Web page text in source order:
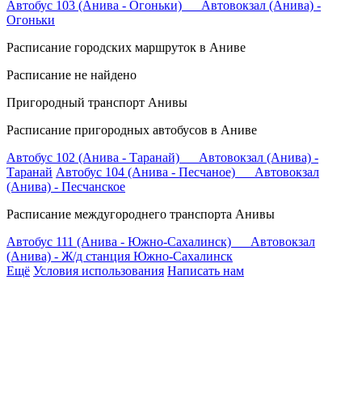
Автобус 103 (Анива - Огоньки) Автовокзал (Анива) -
Огоньки
Расписание городских маршруток в Аниве
Расписание не найдено
Пригородный транспорт Анивы
Расписание пригородных автобусов в Аниве
Автобус 102 (Анива - Таранай) Автовокзал (Анива) -
Таранай Автобус 104 (Анива - Песчаное) Автовокзал
(Анива) - Песчанское
Расписание междугороднего транспорта Анивы
Автобус 111 (Анива - Южно-Сахалинск) Автовокзал
(Анива) - Ж/д станция Южно-Сахалинск
Ещё Условия использования Написать нам